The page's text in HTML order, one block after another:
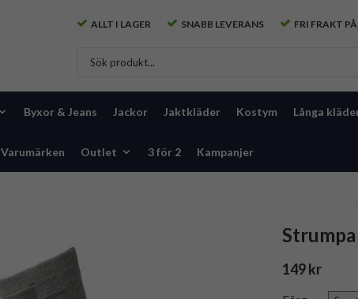
ALLT I LAGER SNABB LEVERANS FRI FRAKT
Byxor & Jeans Jackor Jaktkläder Kostym Långa
Varumärken Outlet 3 för 2 Kampanjer
149 kr